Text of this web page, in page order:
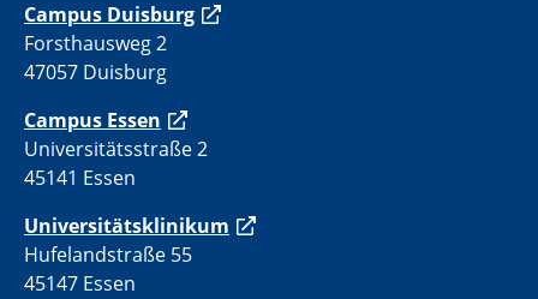
Campus Duisburg
Forsthausweg 2
47057 Duisburg
Campus Essen
Universitätsstraße 2
45141 Essen
Universitätsklinikum
Hufelandstraße 55
45147 Essen